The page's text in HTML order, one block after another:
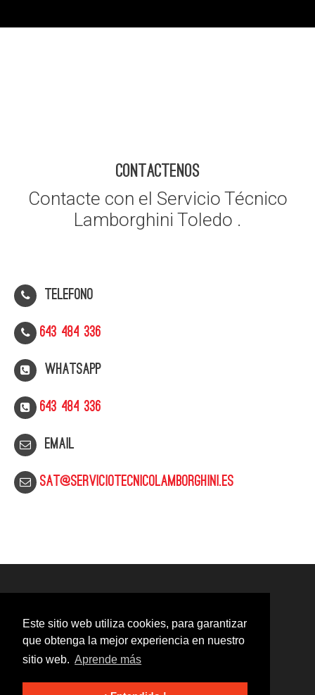
Este sitio web utiliza cookies, para garantizar
que obtenga la mejor experiencia en nuestro
sitio web. Aprende más
CONTACTENOS
Contacte con el Servicio Técnico
Lamborghini Toledo .
Telefono
643 484 336
WhatsApp
643 484 336
Email
sat@serviciotecnicolamborghini.es